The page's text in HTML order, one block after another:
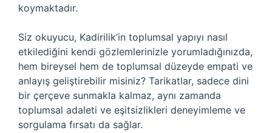
koymaktadır.
Siz okuyucu, Kadirilik’in toplumsal yapıyı nasıl
etkilediğini kendi gözlemlerinizle yorumladığınızda,
hem bireysel hem de toplumsal düzeyde empati ve
anlayış geliştirebilir misiniz? Tarikatlar, sadece dini
bir çerçeve sunmakla kalmaz, aynı zamanda
toplumsal adaleti ve eşitsizlikleri deneyimleme ve
sorgulama fırsatı da sağlar.